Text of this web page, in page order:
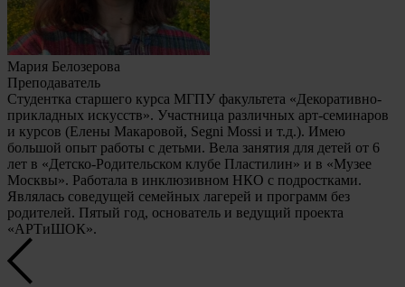
Мария Белозерова
Преподаватель
Студентка старшего курса МГПУ факультета «Декоративно-
прикладных искусств». Участница различных арт-семинаров
и курсов (Елены Макаровой, Segni Mossi и т.д.). Имею
большой опыт работы с детьми. Вела занятия для детей от 6
лет в «Детско-Родительском клубе Пластилин» и в «Музее
Москвы». Работала в инклюзивном НКО с подростками.
Являлась соведущей семейных лагерей и программ без
родителей. Пятый год, основатель и ведущий проекта
«АРТиШОК».